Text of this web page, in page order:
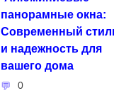
панорамные окна:
Современный
и надежность для
вашего дома
0